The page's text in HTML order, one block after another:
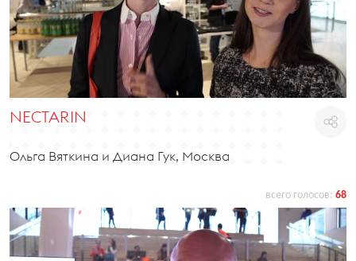
NECTARIN
Ольга Вяткина и Диана Гук, Москва
всего голосов: 68